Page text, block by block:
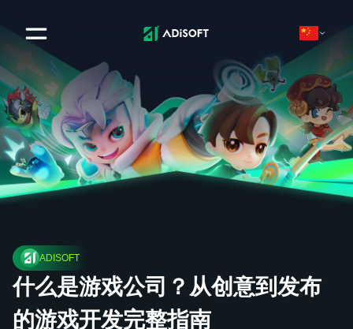
ADISOFT
什么是游戏公司？从创意到发布
的游戏开发完整指南